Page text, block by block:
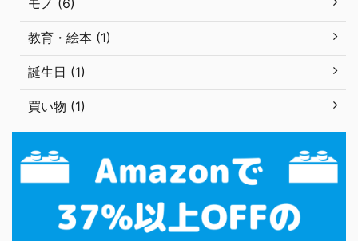
教育・絵本 (1)
誕生日 (1)
買い物 (1)